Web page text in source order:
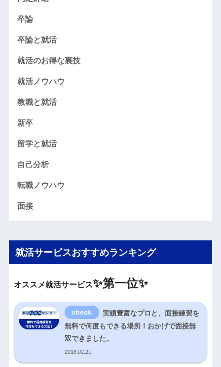
卒論
卒論と就活
就活のお得な裏技
就活ノウハウ
教職と就活
新卒
留学と就活
自己分析
転職ノウハウ
面接
就活サービスおすすめランキング
オススメ就活サービス✨第一位✨
実績豊富なプロと、面接練習を
無料で何度もできる場所！おかげで面接無
双できました。
2018.02.21